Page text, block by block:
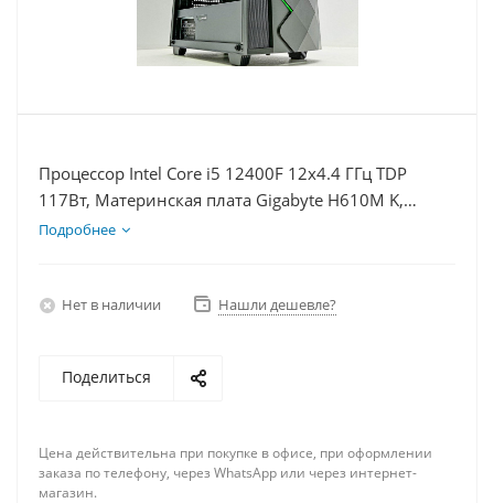
Процессор Intel Core i5 12400F 12x4.4 ГГц TDP
117Вт, Материнская плата Gigabyte H610M K,
Видеокарта RX 6500XT 4Гб, Память DDR4 16Gb,
Подробнее
Нет в наличии Нашли дешевле?
Поделиться
Цена действительна при покупке в офисе, при оформлении
заказа по телефону, через WhatsApp или через интернет-
магазин.